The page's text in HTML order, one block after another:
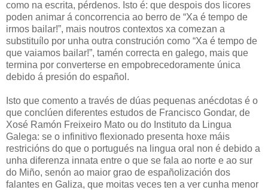
como na escrita, pérdenos. Isto é: que despois dos licores
poden animar á concorrencia ao berro de “Xa é tempo de
irmos bailar!”, mais noutros contextos xa comezan a
substituílo por unha outra construción como “Xa é tempo de
que vaiamos bailar!”, tamén correcta en galego, mais que
termina por converterse en empobrecedoramente única
debido á presión do español.
Isto que comento a través de dúas pequenas anécdotas é o
que conclúen diferentes estudos de Francisco Gondar, de
Xosé Ramón Freixeiro Mato ou do Instituto da Lingua
Galega: se o infinitivo flexionado presenta hoxe máis
restricións do que o portugués na lingua oral non é debido a
unha diferenza innata entre o que se fala ao norte e ao sur
do Miño, senón ao maior grao de españolización dos
falantes en Galiza, que moitas veces ten a ver cunha menor